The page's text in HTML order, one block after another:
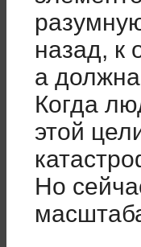
назад, к
а
Когда
этой
Но